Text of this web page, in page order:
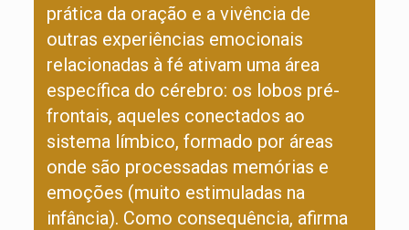
prática da oração e a vivência de
outras experiências emocionais
relacionadas à fé ativam uma área
específica do cérebro: os lobos pré-
frontais, aqueles conectados ao
sistema límbico, formado por áreas
onde são processadas memórias e
emoções (muito estimuladas na
infância). Como consequência, afirma